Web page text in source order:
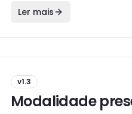
Ler mais
v1.3
Modalidade